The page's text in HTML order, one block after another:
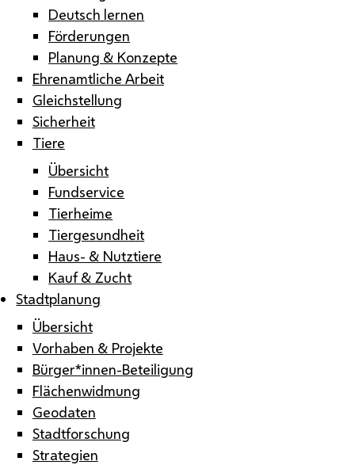
Deutsch lernen
Förderungen
Planung & Konzepte
Ehrenamtliche Arbeit
Gleichstellung
Sicherheit
Tiere
Übersicht
Fundservice
Tierheime
Tiergesundheit
Haus- & Nutztiere
Kauf & Zucht
Stadtplanung
Übersicht
Vorhaben & Projekte
Bürger*innen-Beteiligung
Flächenwidmung
Geodaten
Stadtforschung
Strategien